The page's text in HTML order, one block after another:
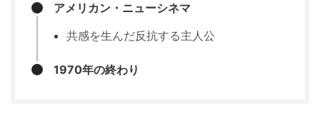
アメリカン・ニューシネマ
共感を生んだ反抗する主人公
1970年の終わり